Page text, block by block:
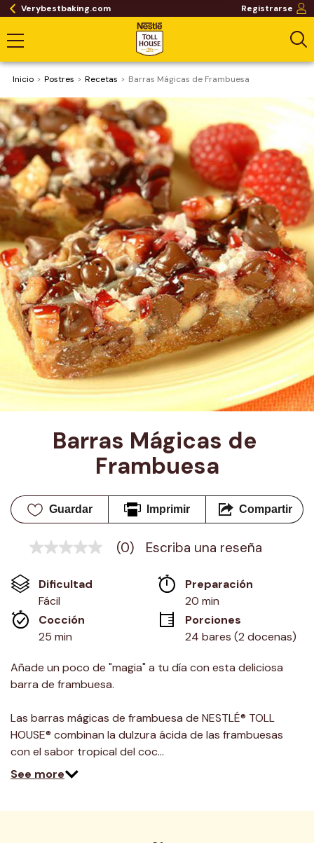
Verybestbaking.com Registrarse
Inicio Postres Recetas Barras Mágicas de Frambuesa
Barras Mágicas de
Frambuesa
Guardar Imprimir Compartir
Sin
en
misma
página.
(0) Escriba una reseña
Dificultad
Fácil
Preparación
20 min
Cocción
25 min
Porciones
24 bares (2 docenas)
Añade un poco de "magia" a tu día con esta deliciosa
barra de frambuesa.
Las barras mágicas de frambuesa de NESTLÉ® TOLL
HOUSE® combinan la dulzura ácida de las frambuesas
con el sabor tropical del coc…
See more